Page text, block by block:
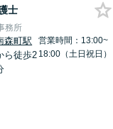
士
務所
森町駅
ら徒歩2
営業時間：13:00~
18:00（土日祝日）